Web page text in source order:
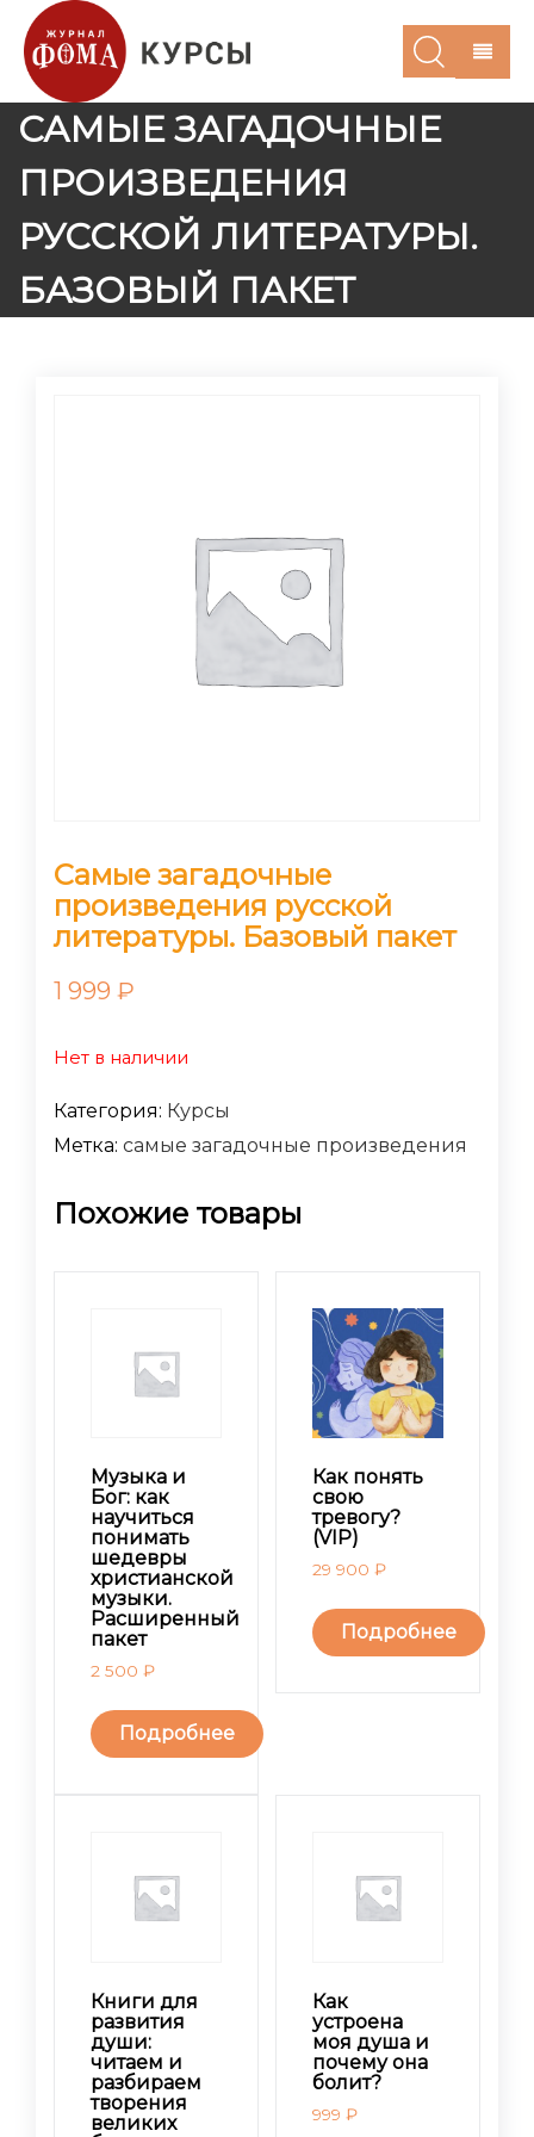
САМЫЕ ЗАГАДОЧНЫЕ
ПРОИЗВЕДЕНИЯ
РУССКОЙ ЛИТЕРАТУРЫ.
БАЗОВЫЙ ПАКЕТ
Самые загадочные
произведения русской
литературы. Базовый пакет
1 999 ₽
Нет в наличии
Категория: Курсы
Метка: самые загадочные произведения
Похожие товары
Музыка и
Бог: как
научиться
понимать
шедевры
христианской
музыки.
Расширенный
пакет
2 500 ₽
Подробнее
Как понять
свою
тревогу?
(VIP)
29 900₽
Подробнее
Книги для
развития
души:
читаем и
разбираем
творения
великих
Как
устроена
моя душа и
почему она
болит?
999₽